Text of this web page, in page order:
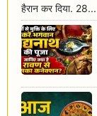
हैरान कर दिया. 28...